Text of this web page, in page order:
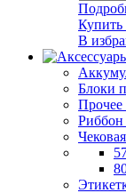
Купить
В
Блоки
Прочее
Риббон